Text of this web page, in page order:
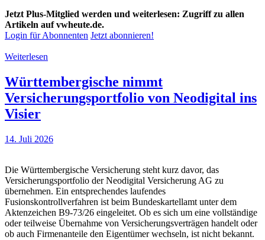
Jetzt Plus-Mitglied werden und weiterlesen: Zugriff zu allen
Artikeln auf vwheute.de.
Login für Abonnenten Jetzt abonnieren!
Weiterlesen
Württembergische nimmt
Versicherungsportfolio von Neodigital ins
Visier
14. Juli 2026
Die Württembergische Versicherung steht kurz davor, das
Versicherungsportfolio der Neodigital Versicherung AG zu
übernehmen. Ein entsprechendes laufendes
Fusionskontrollverfahren ist beim Bundeskartellamt unter dem
Aktenzeichen B9-73/26 eingeleitet. Ob es sich um eine vollständige
oder teilweise Übernahme von Versicherungsverträgen handelt oder
ob auch Firmenanteile den Eigentümer wechseln, ist nicht bekannt.